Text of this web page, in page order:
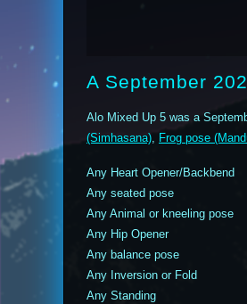
A September
Alo Mixed Up 5 was a
(Simhasana), Frog pose
Any Heart Opener/Backbend
Any seated pose
Any Animal or kneeling pose
Any Hip Opener
Any balance pose
Any Inversion or Fold
Any Standing